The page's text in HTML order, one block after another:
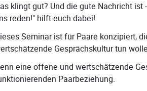
klingt gut? Und die gute Nachricht
reden!" hilft euch dabei!
Seminar ist für Paare konzipiert,
Gesprächskultur tun
eine offene und wertschätzende
Paarbeziehung.